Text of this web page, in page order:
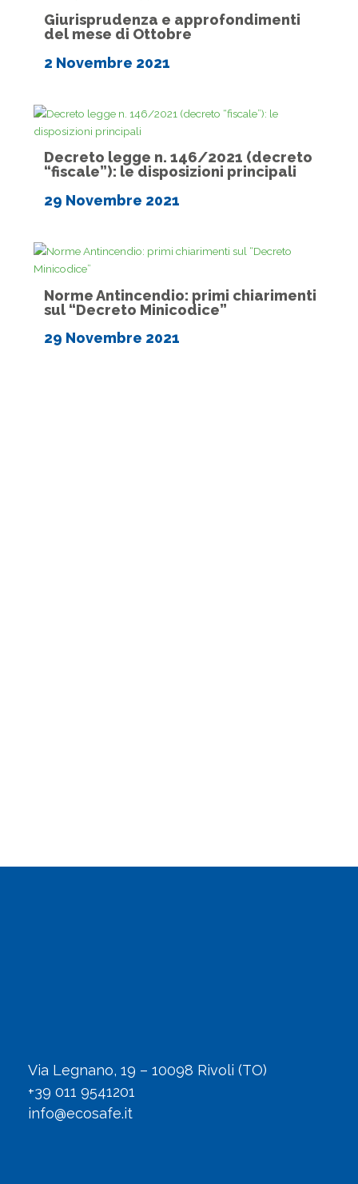
Giurisprudenza e approfondimenti
del mese di Ottobre
2 Novembre 2021
Decreto legge n. 146/2021 (decreto
“fiscale”): le disposizioni principali
29 Novembre 2021
Norme Antincendio: primi chiarimenti
sul “Decreto Minicodice”
29 Novembre 2021
Via Legnano, 19 – 10098 Rivoli (TO)
+39 011 9541201
info@ecosafe.it